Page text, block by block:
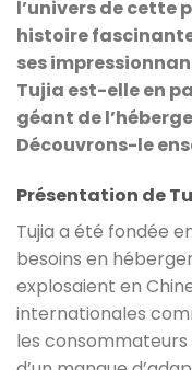
l’univers de cette
histoire
ses
Tujia est-elle en
géant de
Découvrons-le
Présentation de
Tujia a été fondée
besoins en
explosaient en
internationales
les